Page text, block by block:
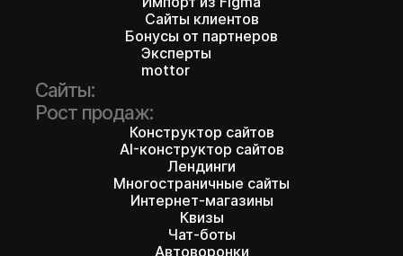
Сайты клиентов
Бонусы от партнеров
Эксперты
mottor
Сайты:
Рост продаж:
Конструктор сайтов
AI-конструктор сайтов
Лендинги
Многостраничные сайты
Интернет-магазины
Квизы
Чат-боты
Автоворонки